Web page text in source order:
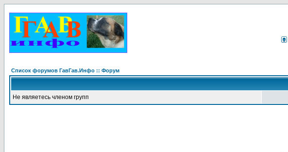
Список форумов ГавГав.Инфо :: Форум
Не являетесь членом групп